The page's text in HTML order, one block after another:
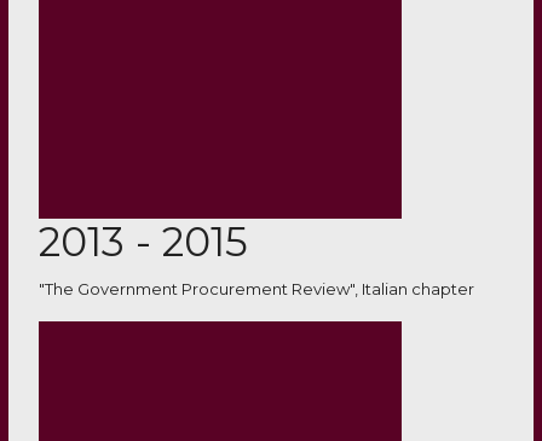
2013 - 2015
"The Government Procurement Review", Italian chapter